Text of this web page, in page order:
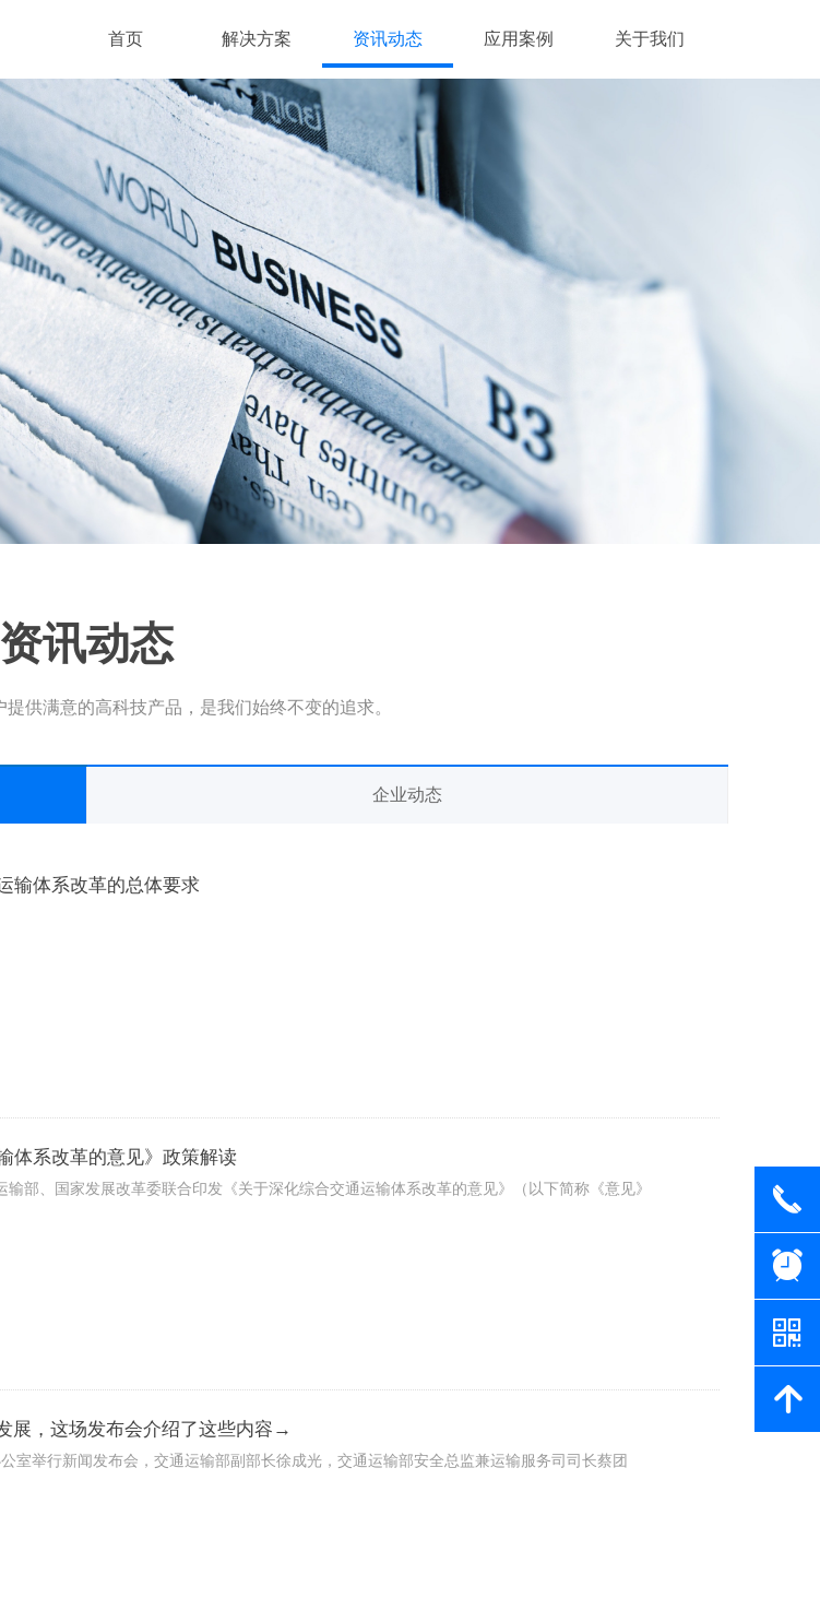
首页 解决方案 资讯动态 应用案例 关于我们
资讯动态
供满意的高科技产品，是我们始终不变的追求。
企业动态
输体系改革的总体要求
体系改革的意见》政策解读
部、国家发展改革委联合印发《关于深化综合交通运输体系改革的意见》（以下简称《意见》
展，这场发布会介绍了这些内容→
室举行新闻发布会，交通运输部副部长徐成光，交通运输部安全总监兼运输服务司司长蔡团
끅
뀥
낃
녕